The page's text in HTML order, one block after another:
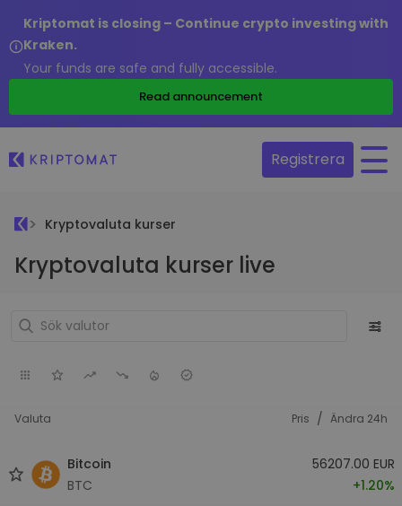
Kriptomat is closing – Continue crypto investing with
Kraken.
Your funds are safe and fully accessible.
Read announcement
Registrera
Kryptovaluta kurser
Kryptovaluta kurser live
Valuta Pris / Ändra 24h
Bitcoin
BTC
56207.00 EUR
+1.20%